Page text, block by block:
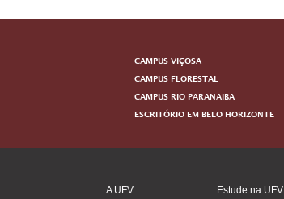
CAMPUS VIÇOSA
CAMPUS FLORESTAL
CAMPUS RIO PARANAIBA
ESCRITÓRIO EM BELO HORIZONTE
A UFV
Estude na UFV